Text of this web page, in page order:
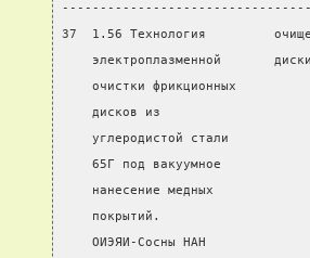
37  1.56 Технология
электроплазменной
    очистки фрикционных
    дисков из
    углеродистой стали
    65Г под вакуумное
    нанесение медных
    покрытий.
    ОИЭЯИ-Сосны НАН